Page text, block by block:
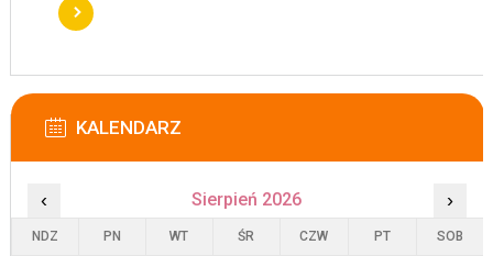
KALENDARZ
‹ Sierpień 2026 ›
NDZ PN WT ŚR CZW PT SOB